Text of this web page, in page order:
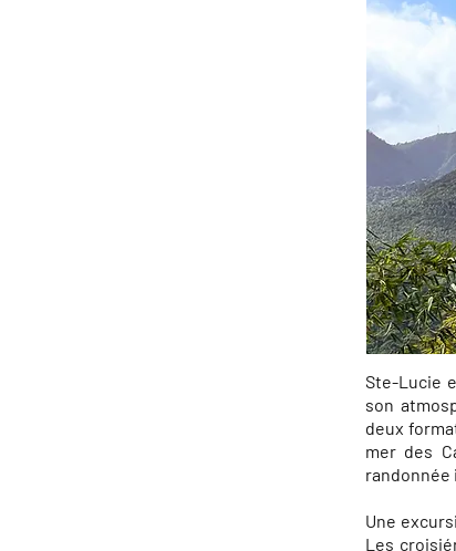
Ste-Lucie
son
deux
mer des
randonnée
Une
Les